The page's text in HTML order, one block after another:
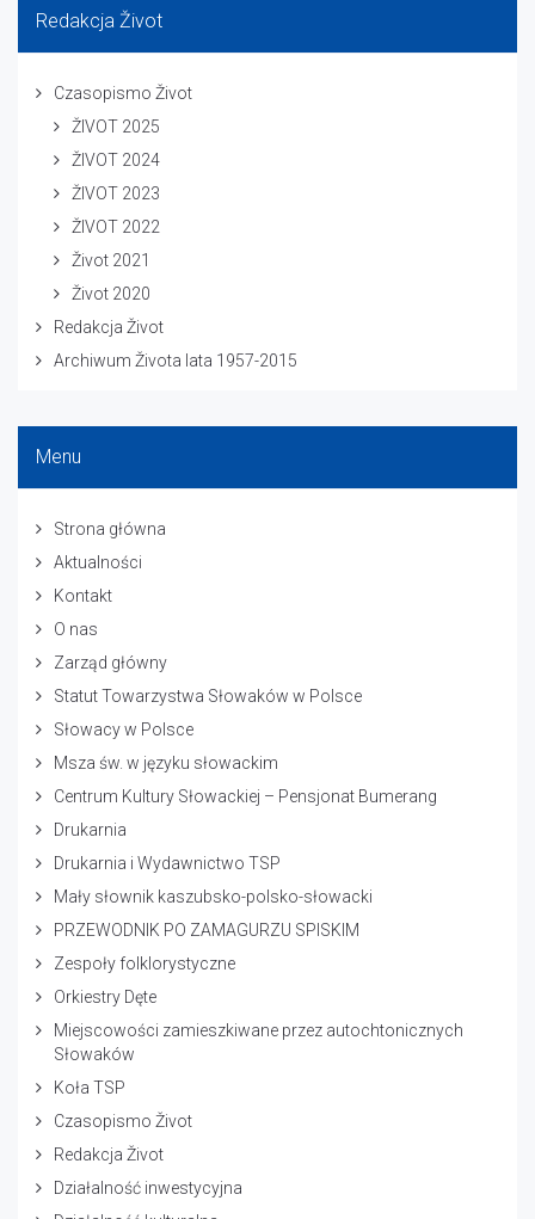
Redakcja Život
Czasopismo Život
ŽIVOT 2025
ŽIVOT 2024
ŽIVOT 2023
ŽIVOT 2022
Život 2021
Život 2020
Redakcja Život
Archiwum Života lata 1957-2015
Menu
Strona główna
Aktualności
Kontakt
O nas
Zarząd główny
Statut Towarzystwa Słowaków w Polsce
Słowacy w Polsce
Msza św. w języku słowackim
Centrum Kultury Słowackiej – Pensjonat Bumerang
Drukarnia
Drukarnia i Wydawnictwo TSP
Mały słownik kaszubsko-polsko-słowacki
PRZEWODNIK PO ZAMAGURZU SPISKIM
Zespoły folklorystyczne
Orkiestry Dęte
Miejscowości zamieszkiwane przez autochtonicznych
Słowaków
Koła TSP
Czasopismo Život
Redakcja Život
Działalność inwestycyjna